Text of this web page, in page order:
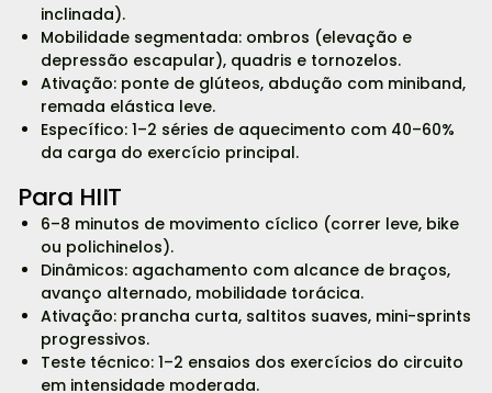
inclinada).
Mobilidade segmentada: ombros (elevação e
depressão escapular), quadris e tornozelos.
Ativação: ponte de glúteos, abdução com miniband,
remada elástica leve.
Específico: 1–2 séries de aquecimento com 40–60%
da carga do exercício principal.
Para HIIT
6–8 minutos de movimento cíclico (correr leve, bike
ou polichinelos).
Dinâmicos: agachamento com alcance de braços,
avanço alternado, mobilidade torácica.
Ativação: prancha curta, saltitos suaves, mini-sprints
progressivos.
Teste técnico: 1–2 ensaios dos exercícios do circuito
em intensidade moderada.